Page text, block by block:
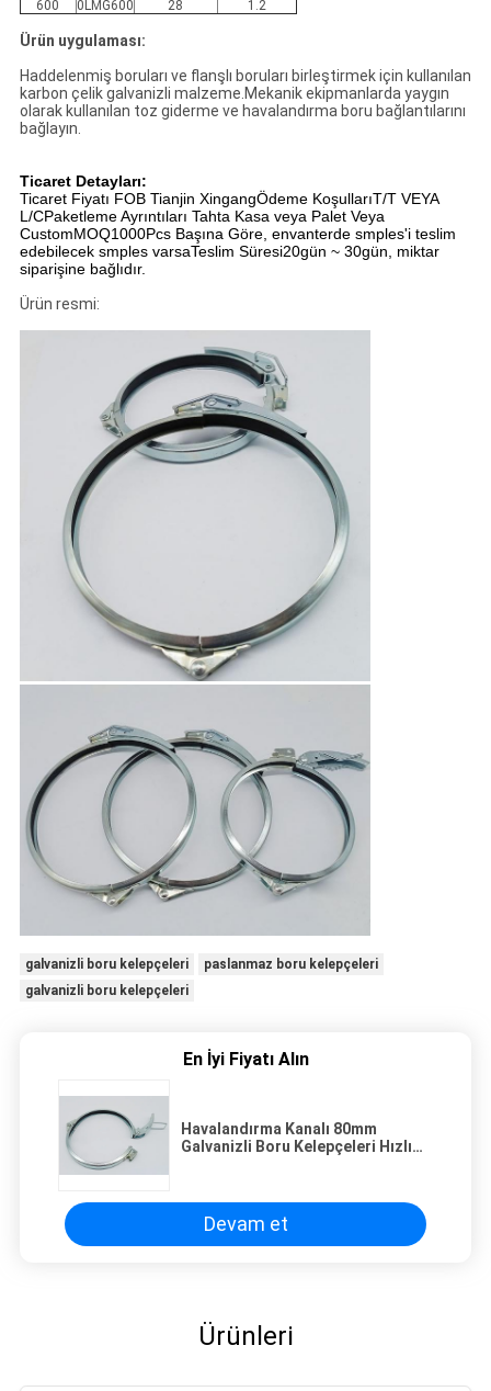
600 0LMG600 28 1.2
Ürün uygulaması:
Haddelenmiş boruları ve flanşlı boruları birleştirmek için kullanılan
karbon çelik galvanizli malzeme.Mekanik ekipmanlarda yaygın
olarak kullanılan toz giderme ve havalandırma boru bağlantılarını
bağlayın.
Ticaret Detayları:
Ticaret Fiyatı FOB Tianjin XingangÖdeme KoşullarıT/T VEYA
L/CPaketleme Ayrıntıları Tahta Kasa veya Palet Veya
CustomMOQ1000Pcs Başına Göre, envanterde smples'i teslim
edebilecek smples varsaTeslim Süresi20gün ~ 30gün, miktar
siparişine bağlıdır.
Ürün resmi:
galvanizli boru kelepçeleri
paslanmaz boru kelepçeleri
galvanizli boru kelepçeleri
En İyi Fiyatı Alın
Havalandırma Kanalı 80mm
Galvanizli Boru Kelepçeleri Hızlı
Devam et
Ürünleri